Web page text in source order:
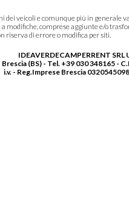
dei veicoli e comunque più in generale
modifiche, comprese aggiunte e/o
riserva di errore o modifica per siti.
IDEAVERDECAMPERRENT SRL
(BS) - Tel. +39 030 348165 -
i.v. - Reg.Imprese Brescia